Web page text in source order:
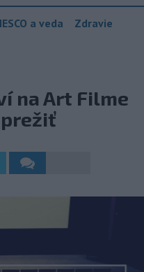
a veda Zdravie
na Art Filme